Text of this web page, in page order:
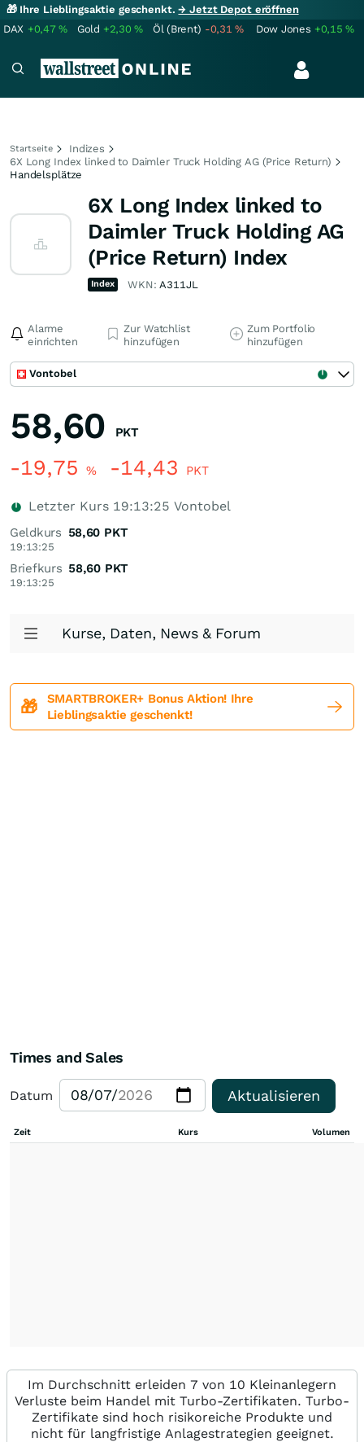
🎁 Ihre Lieblingsaktie geschenkt.→ Jetzt Depot eröffnen
DAX +0,47% Gold +2,30% Öl (Brent) -0,31% Dow Jones +0,15%
Startseite
Indizes
6X Long Index linked to Daimler Truck Holding AG (Price Return)
Handelsplätze
6X Long Index linked to
Daimler Truck Holding AG
(Price Return) Index
Index WKN:A311JL
Alarme
einrichten
Zur Watchlist
hinzufügen
Zum Portfolio
hinzufügen
Vontobel
58,60 PKT
-19,75 % -14,43 PKT
Letzter Kurs 19:13:25 Vontobel
Geldkurs
19:13:25
58,60 PKT
Briefkurs
19:13:25
58,60 PKT
Kurse, Daten, News & Forum
🎁
SMARTBROKER+ Bonus Aktion! Ihre
Lieblingsaktie geschenkt!
Times and Sales
Datum Aktualisieren
Zeit Kurs Volumen
Im Durchschnitt erleiden 7 von 10 Kleinanlegern
Verluste beim Handel mit Turbo-Zertifikaten. Turbo-
Zertifikate sind hoch risikoreiche Produkte und
nicht für langfristige Anlagestrategien geeignet.